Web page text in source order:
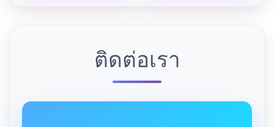
ติดต่อเรา